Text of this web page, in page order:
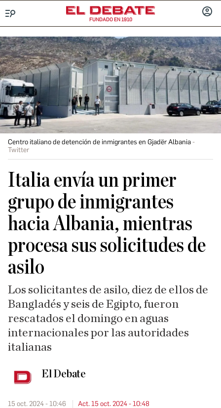
FUNDADO EN 1910
Centro italiano de detención de inmigrantes en Gjadër Albania
Twitter
Italia envía un primer
grupo de inmigrantes
hacia Albania, mientras
procesa sus solicitudes de
asilo
Los solicitantes de asilo, diez de ellos de
Bangladés y seis de Egipto, fueron
rescatados el domingo en aguas
internacionales por las autoridades
italianas
El Debate
15 oct. 2024 - 10:46 Act. 15 oct. 2024 - 10:48